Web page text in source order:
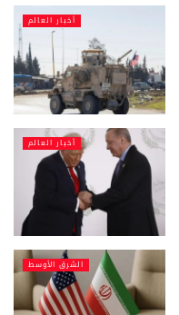
أخبار العالم
أخبار العالم
الشرق الأوسط